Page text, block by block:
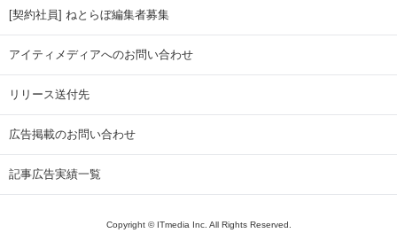
[契約社員] ねとらぼ編集者募集
アイティメディアへのお問い合わせ
リリース送付先
広告掲載のお問い合わせ
記事広告実績一覧
Copyright © ITmedia Inc. All Rights Reserved.